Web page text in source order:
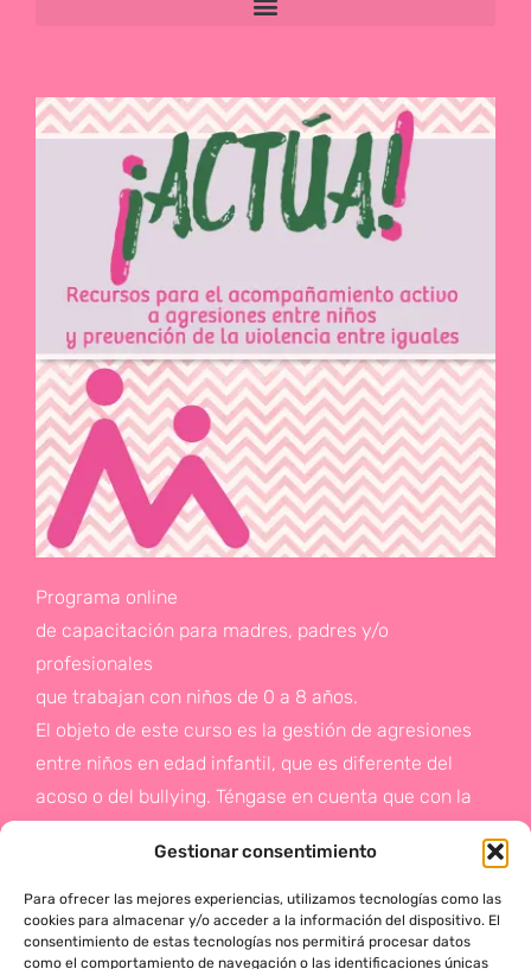
Gestionar consentimiento
Para ofrecer las mejores experiencias, utilizamos tecnologías como las
cookies para almacenar y/o acceder a la información del dispositivo. El
consentimiento de estas tecnologías nos permitirá procesar datos
como el comportamiento de navegación o las identificaciones únicas
Programa online
de capacitación para madres, padres y/o
profesionales
que trabajan con niños de 0 a 8 años.
El objeto de este curso es la gestión de agresiones
entre niños en edad infantil, que es diferente del
acoso o del bullying. Téngase en cuenta que con la
de la prevención a un problema que suele aparecer
en etapas posteriores como es el acoso.
Si deseas más información,